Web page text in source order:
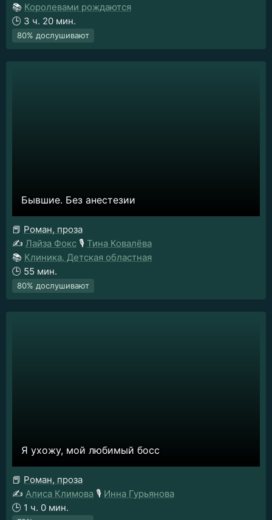
📚 Королевами рождаются
🕒 3 ч. 20 мин.
80% дослушивают
Бывшие. Без анестезии
📕 Роман, проза
✍️ Лайза Фокс 🎙️ Тина Ковалёва
📚 Клиника. Детская областная
🕒 55 мин.
80% дослушивают
Я ухожу, мой любимый босс
📕 Роман, проза
✍️ Алиса Климова 🎙️ Инна Гурьянова
🕒 1 ч. 0 мин.